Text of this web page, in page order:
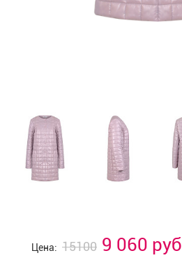
Цена: 15100 9 060 руб